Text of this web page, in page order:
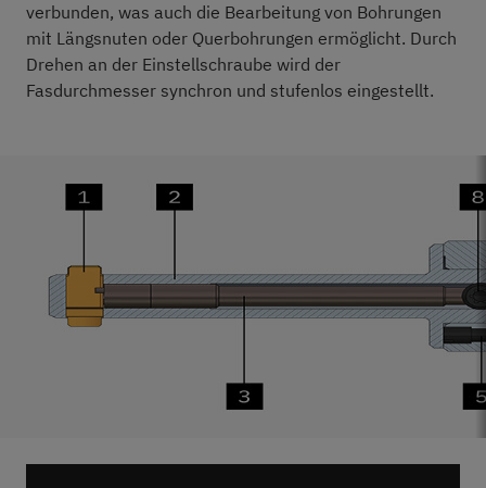
verbunden, was auch die Bearbeitung von Bohrungen
mit Längsnuten oder Querbohrungen ermöglicht. Durch
Drehen an der Einstellschraube wird der
Fasdurchmesser synchron und stufenlos eingestellt.